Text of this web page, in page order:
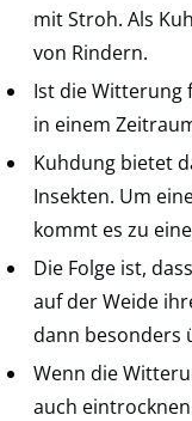
mit Stroh. Als
von Rindern.
Ist die Witterung
in einem
Kuhdung bietet
Insekten. Um
kommt es zu
Die Folge ist,
auf der Weide
dann besonders
Wenn die
auch